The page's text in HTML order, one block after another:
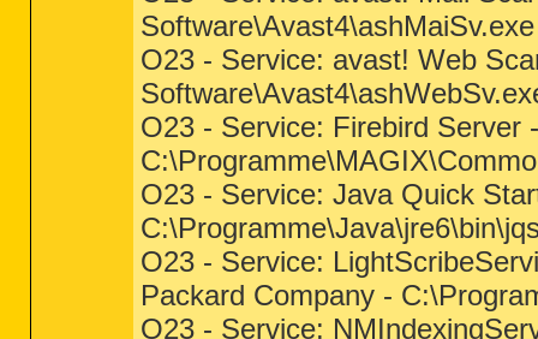
Software\Avast4\ashMaiSv.exe
O23 - Service: avast! Web
O23 - Service: Firebird
O23 - Service: Java Quick
O23 - Service:
Packard Company -
O23 - Service: